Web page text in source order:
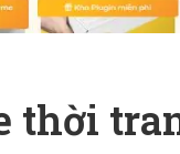
thời